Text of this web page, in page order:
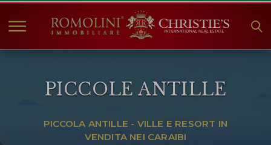
IMMOBILI IN VENDITA
COMPANY
PICCOLE ANTILLE
PICCOLA ANTILLE - VILLE E RESORT IN
VENDITA NEI CARAIBI